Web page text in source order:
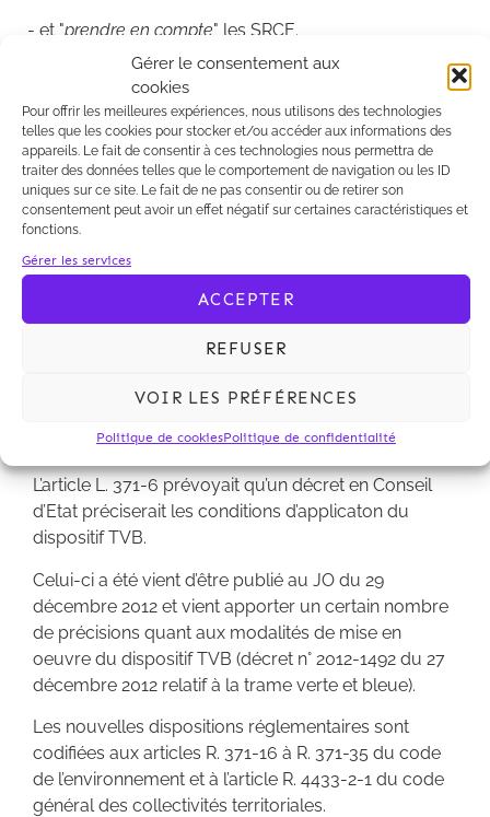
Gérer le consentement aux
cookies
Pour offrir les meilleures expériences, nous utilisons des technologies
telles que les cookies pour stocker et/ou accéder aux informations des
appareils. Le fait de consentir à ces technologies nous permettra de
traiter des données telles que le comportement de navigation ou les ID
uniques sur ce site. Le fait de ne pas consentir ou de retirer son
consentement peut avoir un effet négatif sur certaines caractéristiques et
fonctions.
Gérer les services
ACCEPTER
REFUSER
VOIR LES PRÉFÉRENCES
Politique de cookiesPolitique de confidentialité
- et "prendre en compte" les SRCE.
Enfin, le décret prévoit les modalités d'élaboration des
Lire le décret
La loi n° 2009-967 du 3 août 2009 de
Grenelle de l’environnement, dite Grenelle 1, et la loi
n° 2010-788 du 12 juillet 2010 portant engagement
introduit aux articles L. 371-1 à L. 371-5 du code de
bleue (« dispositif TVB »).
L’article L. 371-6 prévoyait qu’un décret en Conseil
d’Etat préciserait les conditions d’applicaton du
dispositif TVB.
Celui-ci a été vient d’être publié au JO du 29
décembre 2012 et vient apporter un certain nombre
de précisions quant aux modalités de mise en
oeuvre du dispositif TVB (décret n° 2012-1492 du 27
décembre 2012 relatif à la trame verte et bleue).
Les nouvelles dispositions réglementaires sont
codifiées aux articles R. 371-16 à R. 371-35 du code
de l’environnement et à l’article R. 4433-2-1 du code
général des collectivités territoriales.